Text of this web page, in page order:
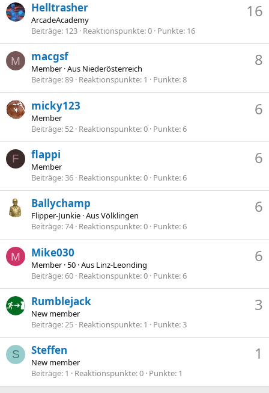
16
Helltrasher
ArcadeAcademy
Beiträge 123 Reaktionspunkte 0 Punkte 16
M 8
macgsf
Member ·Aus Niederösterreich
Beiträge 89 Reaktionspunkte 1 Punkte 8
6
micky123
Member
Beiträge 52 Reaktionspunkte 0 Punkte 6
F 6
flappi
Member
Beiträge 36 Reaktionspunkte 0 Punkte 6
6
Ballychamp
Flipper-Junkie ·AusVölklingen
Beiträge 74 Reaktionspunkte 0 Punkte 6
M 6
Mike030
Member ·50 ·Aus Linz-Leonding
Beiträge 60 Reaktionspunkte 0 Punkte 6
3
Rumblejack
New member
Beiträge 25 Reaktionspunkte 1 Punkte 3
S 1
Steffen
New member
Beiträge 1 Reaktionspunkte 0 Punkte 1